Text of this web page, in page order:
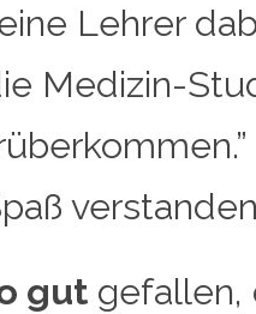
Lehrer
Medizin-
gut gefallen,